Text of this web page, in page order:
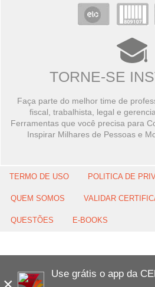
Use grátis o app da
TORNE-SE
Faça parte do melhor time de
fiscal, trabalhista, legal e
Ferramentas que você precisa para
Inspirar Milhares de Pessoas e
TERMO DE USO POLITICA DE
QUEM SOMOS VALIDAR
QUESTÕES E-BOOKS